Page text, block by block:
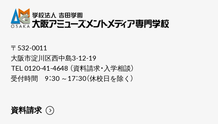
〒532-0011
大阪市淀川区西中島3-12-19
TEL0120-41-4648 （資料請求・入学相談）
受付時間 9：30 ～17：30（休校日を除く）
資料請求